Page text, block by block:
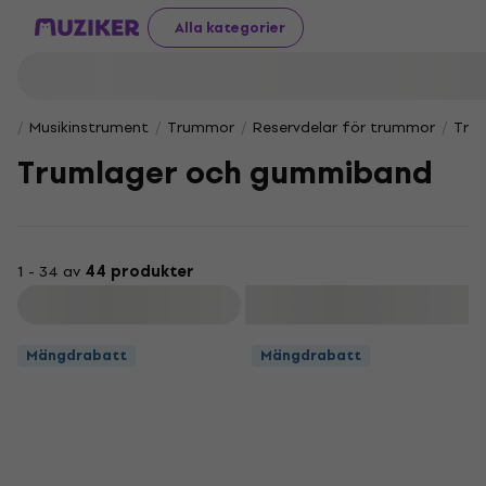
Alla kategorier
Musikinstrument Trummor Reservdelar för trummor
Trumlager och gummiband
1 - 34 av 44 produkter
Mängdrabatt Mängdrabatt